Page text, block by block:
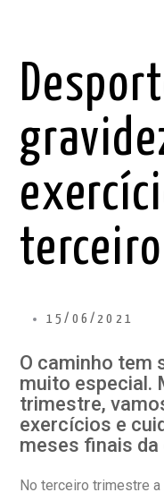
15/06/2021
O caminho tem
muito especial.
trimestre,
exercícios e
meses finais da
No terceiro trimestre